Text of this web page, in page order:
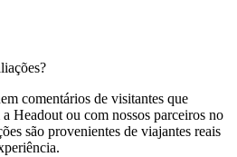
comentários de visitantes que
Headout ou com nossos parceiros no
são provenientes de viajantes reais